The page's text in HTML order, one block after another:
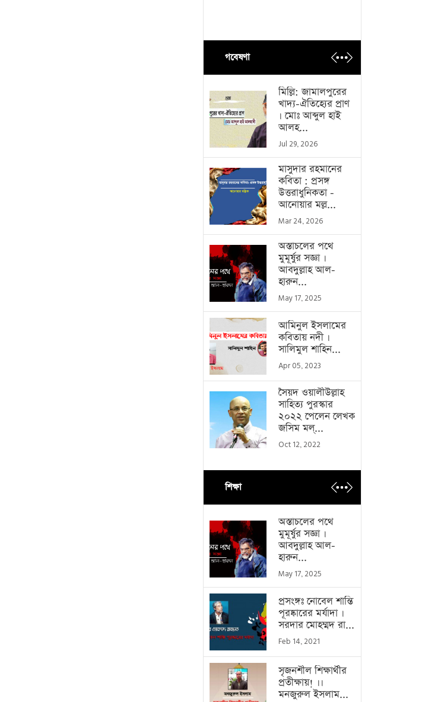
গবেষণা
মিল্লি: জামালপুরের
খাদ্য-ঐতিহ্যের প্রাণ
। মোঃ আব্দুল হাই
আলহ...
Jul 29, 2026
মাসুদার রহমানের
কবিতা : প্রসঙ্গ
উত্তরাধুনিকতা -
আনোয়ার মল্ল...
Mar 24, 2026
অস্তাচলের পথে
মুমূর্ষুর সজ্ঞা ।
আবদুল্লাহ আল-
হারুন...
May 17, 2025
আমিনুল ইসলামের
কবিতায় নদী ।
সালিমুল শাহিন...
Apr 05, 2023
সৈয়দ ওয়ালীউল্লাহ
সাহিত্য পুরস্কার
২০২২ পেলেন লেখক
জসিম মল্...
Oct 12, 2022
শিক্ষা
অস্তাচলের পথে
মুমূর্ষুর সজ্ঞা ।
আবদুল্লাহ আল-
হারুন...
May 17, 2025
প্রসংঙ্গঃ নোবেল শান্তি
পূরষ্কারের মর্যাদা ।
সরদার মোহম্মদ রা...
Feb 14, 2021
সৃজনশীল শিক্ষার্থীর
প্রতীক্ষায়! ।।
মনজুরুল ইসলাম...